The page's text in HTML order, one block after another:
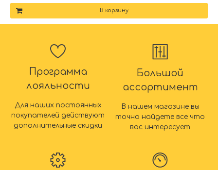
В корзину
Программа
лояльности
Для наших постоянных
покупателей действуют
дополнительные скидки
Большой
ассортимент
В нашем магазине вы
точно найдете все что
вас интересует